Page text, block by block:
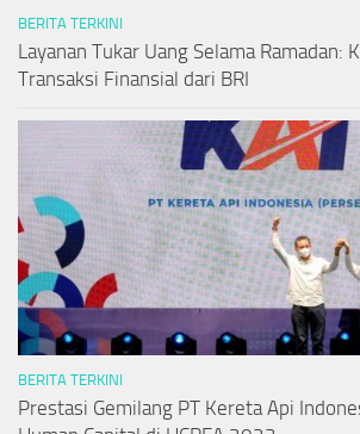
BERITA TERKINI
Layanan Tukar Uang Selama Ramadan:
Transaksi Finansial dari BRI
BERITA TERKINI
Prestasi Gemilang PT Kereta Api